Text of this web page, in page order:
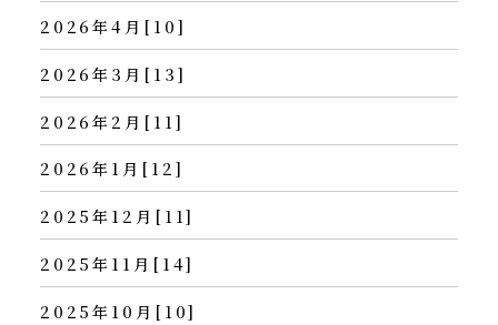
2026年4月[10]
2026年3月[13]
2026年2月[11]
2026年1月[12]
2025年12月[11]
2025年11月[14]
2025年10月[10]